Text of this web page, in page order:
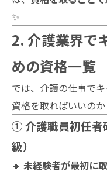
✨
2. 介護業界で
めの資格一覧
では、介護の仕事で
資格を取ればいいの
① 介護職員初任者
級）
🔹 未経験者が最初に